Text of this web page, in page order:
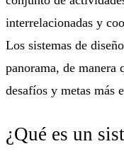
interrelacionadas y
Los sistemas de
panorama, de manera
desafíos y metas más
¿Qué es un